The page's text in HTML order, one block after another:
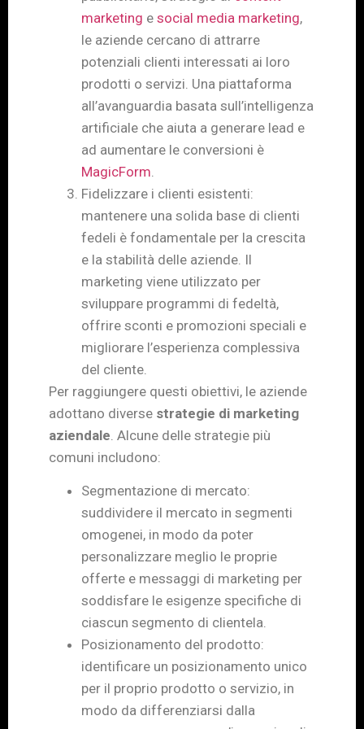
marketing e social media marketing,
le aziende cercano di attrarre
potenziali clienti interessati ai loro
prodotti o servizi. Una piattaforma
all’avanguardia basata sull’intelligenza
artificiale che aiuta a generare lead e
ad aumentare le conversioni è
MagicForm.
Fidelizzare i clienti esistenti:
mantenere una solida base di clienti
fedeli è fondamentale per la crescita
e la stabilità delle aziende. Il
marketing viene utilizzato per
sviluppare programmi di fedeltà,
offrire sconti e promozioni speciali e
migliorare l’esperienza complessiva
del cliente.
Per raggiungere questi obiettivi, le aziende
adottano diverse strategie di marketing
aziendale. Alcune delle strategie più
comuni includono:
Segmentazione di mercato:
suddividere il mercato in segmenti
omogenei, in modo da poter
personalizzare meglio le proprie
offerte e messaggi di marketing per
soddisfare le esigenze specifiche di
ciascun segmento di clientela.
Posizionamento del prodotto:
identificare un posizionamento unico
per il proprio prodotto o servizio, in
modo da differenziarsi dalla